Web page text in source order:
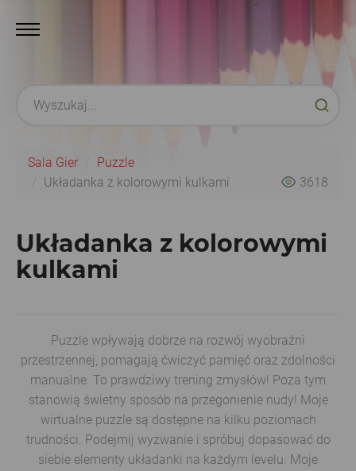
Sala Gier
Puzzle
Układanka z kolorowymi kulkami
3618
Układanka z kolorowymi
kulkami
Puzzle wpływają dobrze na rozwój wyobraźni
przestrzennej, pomagają ćwiczyć pamięć oraz zdolności
manualne. To prawdziwy trening zmysłów! Poza tym
stanowią świetny sposób na przegonienie nudy! Moje
wirtualne puzzle są dostępne na kilku poziomach
trudności. Podejmij wyzwanie i spróbuj dopasować do
siebie elementy układanki na każdym levelu. Moje